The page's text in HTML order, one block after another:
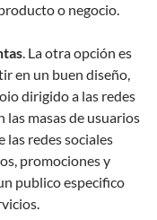
o negocio.
. La otra opción es
en un buen diseño,
dirigido a las redes
las masas de usuarios
las redes sociales
promociones y
publico especifico